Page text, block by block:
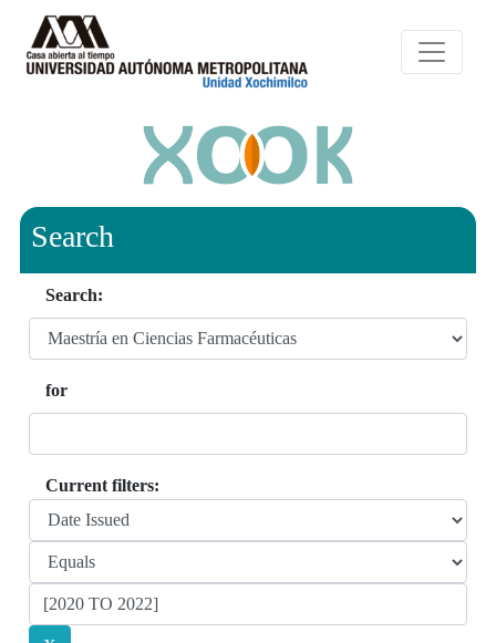
Search
Search:
for
Current filters: